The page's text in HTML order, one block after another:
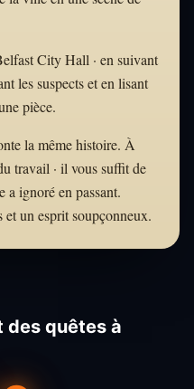
City Hall · en suivant
les suspects et en lisant
pièce.
la même histoire. À
travail · il vous suffit de
a ignoré en passant.
et un esprit soupçonneux.
des quêtes à